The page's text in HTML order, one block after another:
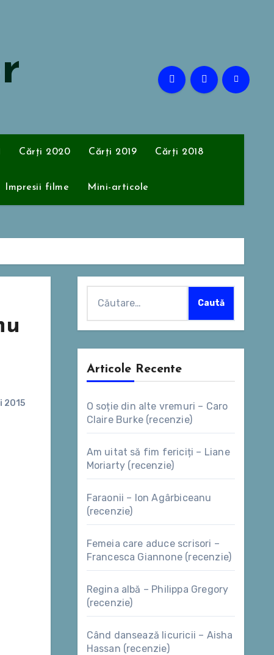
Cărți 2020 Cărți 2019 Cărți 2018
Impresii filme Mini-articole
2015
după:
Articole Recente
O soție din alte vremuri – Caro
Claire Burke (recenzie)
Am uitat să fim fericiți – Liane
Moriarty (recenzie)
Faraonii – Ion Agârbiceanu
(recenzie)
Femeia care aduce scrisori –
Francesca Giannone (recenzie)
Regina albă – Philippa Gregory
(recenzie)
Când dansează licuricii – Aisha
Hassan (recenzie)